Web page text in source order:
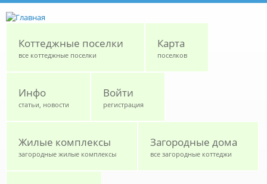
Коттеджные поселки
все коттеджные поселки
Карта
поселков
Инфо
статьи, новости
Войти
регистрация
Жилые комплексы
загородные жилые комплексы
Загородные дома
все загородные коттеджи